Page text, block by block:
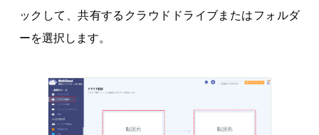
ックして、共有するクラウドドライブまたはフォルダ
ーを選択します。